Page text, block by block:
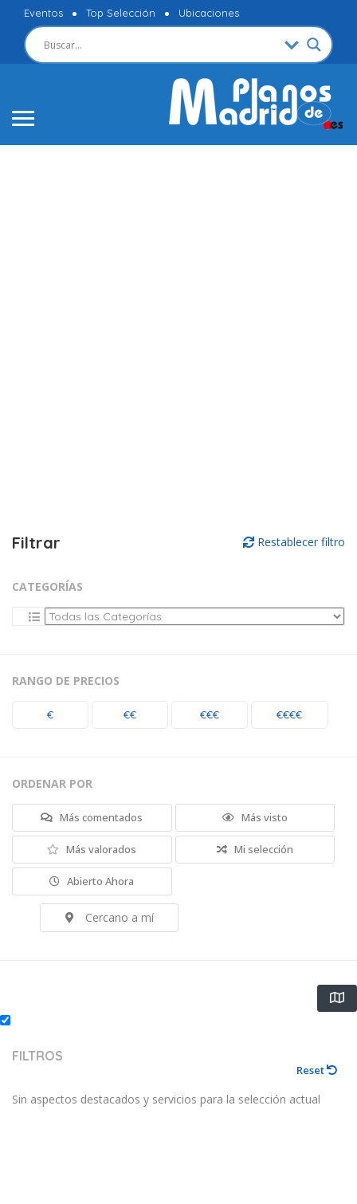
Eventos Top Selección Ubicaciones
Filtrar Restablecer filtro
CATEGORÍAS
RANGO DE PRECIOS
€ €€ €€€ €€€€
ORDENAR POR
Más comentados Más visto
Más valorados Mi selección
Abierto Ahora
Cercano a mí
FILTROS
Reset
Sin aspectos destacados y servicios para la selección actual